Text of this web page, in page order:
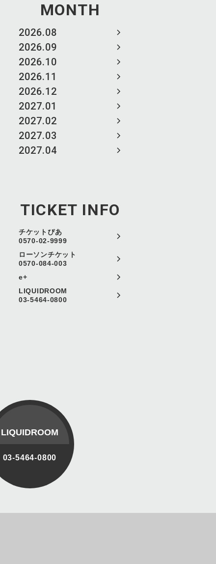
MONTH
2026.08
2026.09
2026.10
2026.11
2026.12
2027.01
2027.02
2027.03
2027.04
TICKET INFO
チケットぴあ
0570-02-9999
ローソンチケット
0570-084-003
e+
LIQUIDROOM
03-5464-0800
LIQUIDROOM
03-5464-0800